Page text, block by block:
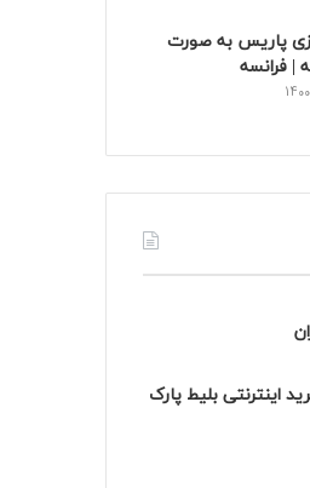
پاریس به صورت
اینترنتی بلیط پارک